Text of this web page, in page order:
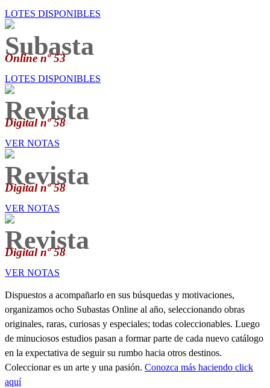
LOTES DISPONIBLES
Subasta
Online nº 53
LOTES DISPONIBLES
Revista
Digital nº 58
VER NOTAS
Revista
Digital nº 58
VER NOTAS
Revista
Digital nº 58
VER NOTAS
Dispuestos a acompañarlo en sus búsquedas y motivaciones,
organizamos ocho Subastas Online al año, seleccionando obras
originales, raras, curiosas y especiales; todas coleccionables. Luego
de minuciosos estudios pasan a formar parte de cada nuevo catálogo
en la expectativa de seguir su rumbo hacia otros destinos.
Coleccionar es un arte y una pasión. Conozca más haciendo click
aquí